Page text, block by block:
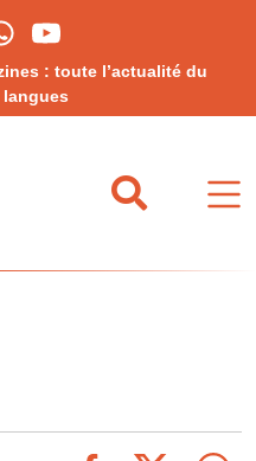
: toute l’actualité du
langues